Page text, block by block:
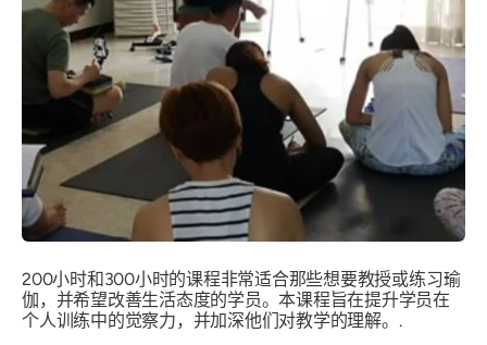
200小时和300小时的课程非常适合那些想要教授或练习瑜
伽，并希望改善生活态度的学员。本课程旨在提升学员在
个人训练中的觉察力，并加深他们对教学的理解。.